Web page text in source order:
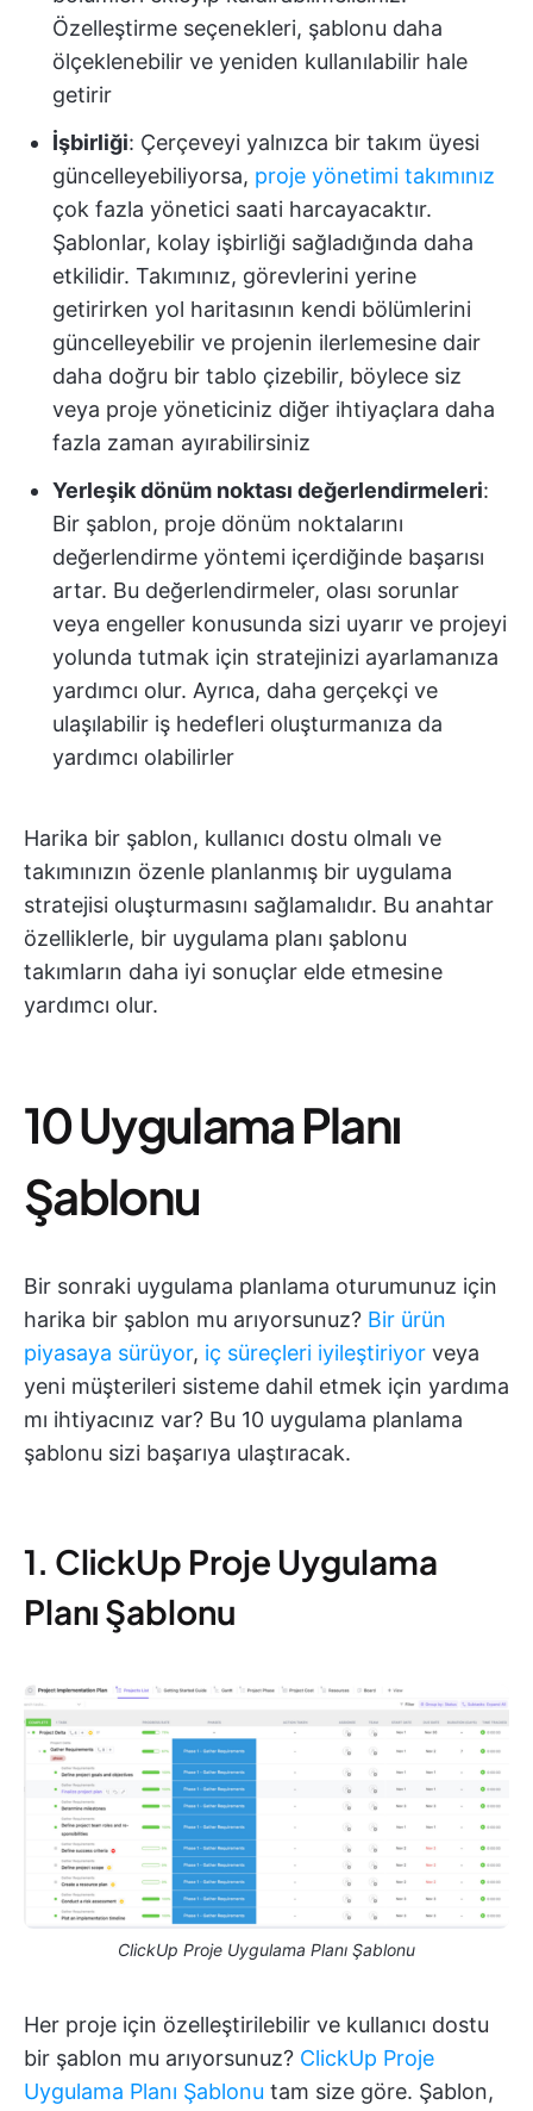
Özelleştirme seçenekleri, şablonu daha
ölçeklenebilir ve yeniden kullanılabilir hale
getirir
İşbirliği: Çerçeveyi yalnızca bir takım üyesi
güncelleyebiliyorsa, proje yönetimi takımınız
çok fazla yönetici saati harcayacaktır.
Şablonlar, kolay işbirliği sağladığında daha
etkilidir. Takımınız, görevlerini yerine
getirirken yol haritasının kendi bölümlerini
güncelleyebilir ve projenin ilerlemesine dair
daha doğru bir tablo çizebilir, böylece siz
veya proje yöneticiniz diğer ihtiyaçlara daha
fazla zaman ayırabilirsiniz
Yerleşik dönüm noktası değerlendirmeleri:
Bir şablon, proje dönüm noktalarını
değerlendirme yöntemi içerdiğinde başarısı
artar. Bu değerlendirmeler, olası sorunlar
veya engeller konusunda sizi uyarır ve projeyi
yolunda tutmak için stratejinizi ayarlamanıza
yardımcı olur. Ayrıca, daha gerçekçi ve
ulaşılabilir iş hedefleri oluşturmanıza da
yardımcı olabilirler
Harika bir şablon, kullanıcı dostu olmalı ve
takımınızın özenle planlanmış bir uygulama
stratejisi oluşturmasını sağlamalıdır. Bu anahtar
özelliklerle, bir uygulama planı şablonu
takımların daha iyi sonuçlar elde etmesine
yardımcı olur.
10 Uygulama Planı
Şablonu
Bir sonraki uygulama planlama oturumunuz için
harika bir şablon mu arıyorsunuz? Bir ürün
piyasaya sürüyor, iç süreçleri iyileştiriyor veya
yeni müşterileri sisteme dahil etmek için yardıma
mı ihtiyacınız var? Bu 10 uygulama planlama
şablonu sizi başarıya ulaştıracak.
1. ClickUp Proje Uygulama
Planı Şablonu
ClickUp Proje Uygulama Planı Şablonu
Her proje için özelleştirilebilir ve kullanıcı dostu
bir şablon mu arıyorsunuz? ClickUp Proje
Uygulama Planı Şablonu tam size göre. Şablon,